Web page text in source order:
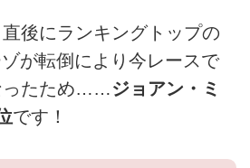
後にランキングトップの
が転倒により今レースで
ったため……ジョアン・ミ
です！